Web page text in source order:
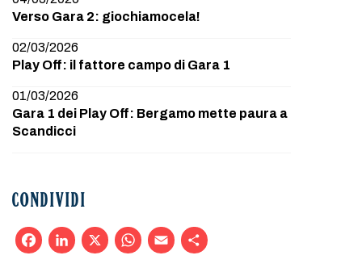
Verso Gara 2: giochiamocela!
02/03/2026
Play Off: il fattore campo di Gara 1
01/03/2026
Gara 1 dei Play Off: Bergamo mette paura a
Scandicci
CONDIVIDI